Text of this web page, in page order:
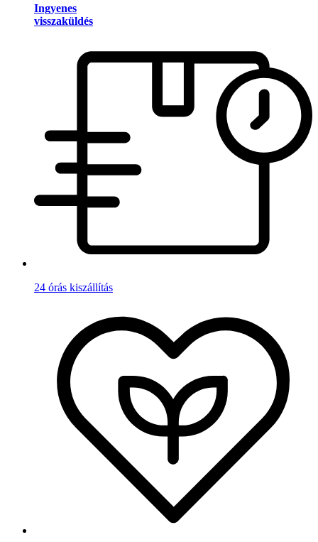
Ingyenes
visszaküldés
24 órás kiszállítás